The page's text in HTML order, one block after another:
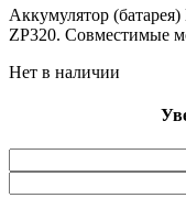
составляла
3,348.00₽.
Аккумулятор
ZP320. Совместимые
Нет в наличии